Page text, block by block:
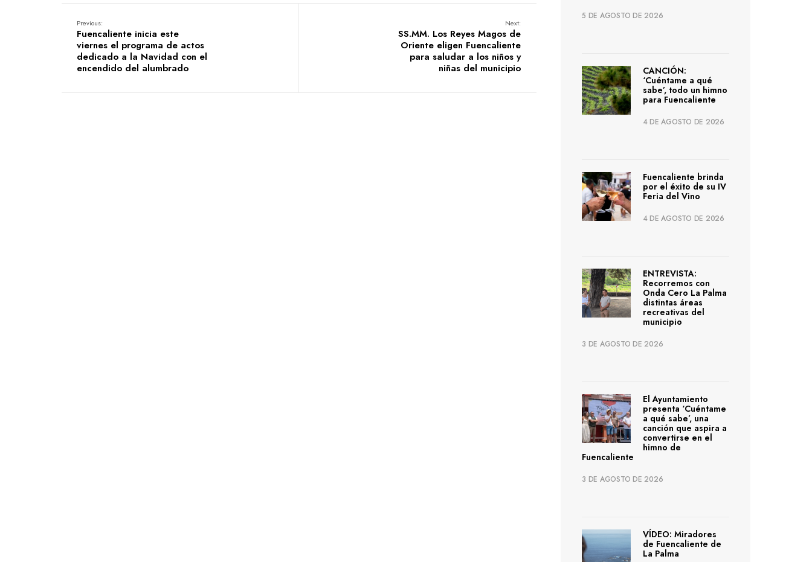
Previous:
Fuencaliente inicia este
viernes el programa de actos
dedicado a la Navidad con el
encendido del alumbrado
Next:
SS.MM. Los Reyes Magos de
Oriente eligen Fuencaliente
para saludar a los niños y
niñas del municipio
5 DE AGOSTO DE 2026
CANCIÓN:
‘Cuéntame a qué
sabe’, todo un himno
para Fuencaliente
4 DE AGOSTO DE 2026
Fuencaliente brinda
por el éxito de su IV
Feria del Vino
4 DE AGOSTO DE 2026
ENTREVISTA:
Recorremos con
Onda Cero La Palma
distintas áreas
recreativas del
municipio
3 DE AGOSTO DE 2026
El Ayuntamiento
presenta ‘Cuéntame
a qué sabe’, una
canción que aspira a
convertirse en el
himno de
Fuencaliente
3 DE AGOSTO DE 2026
VÍDEO: Miradores
de Fuencaliente de
La Palma